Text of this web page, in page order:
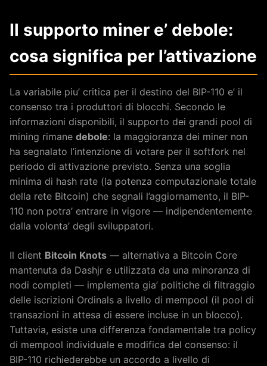
Il supporto miner e’ debole:
cosa significa per l’attivazione
La variabile piu’ critica per il destino del BIP-110 e’ il
consenso tra i produttori di blocchi. Secondo le
informazioni disponibili, il supporto dei grandi pool di
mining rimane debole: la maggioranza dei miner non
ha segnalato l’intenzione di votare per il softfork nel
periodo di attivazione previsto. Senza una soglia
minima di hash rate (la potenza computazionale totale
della rete Bitcoin) che segnali l’aggiornamento, il BIP-
110 non potra’ entrare in vigore — indipendentemente
dalla volonta’ degli sviluppatori.
Il client Bitcoin Knots — alternativa a Bitcoin Core
mantenuta da Dashjr e utilizzata da una minoranza di
nodi completi — implementa gia’ politiche di filtraggio
delle iscrizioni Ordinals a livello di mempool (il pool di
transazioni in attesa di essere incluse in un blocco).
Tuttavia, esiste una differenza fondamentale tra policy
di mempool individuale e modifica del consenso: il
BIP-110 richiederebbe un accordo a livello di